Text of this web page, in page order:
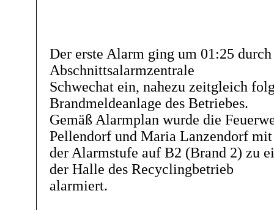
Der erste Alarm ging um 01:25
Abschnittsalarmzentrale
Schwechat ein, nahezu zeitgleich
Brandmeldeanlage des Betriebes.
Gemäß Alarmplan wurde die
Pellendorf und Maria Lanzendorf mit
der Alarmstufe auf B2 (Brand 2) zu
der Halle des Recyclingbetrieb
alarmiert.